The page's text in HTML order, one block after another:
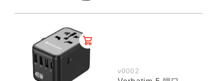
v0002